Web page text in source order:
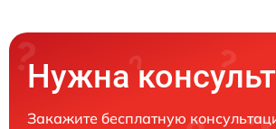
Нужна
Закажите бесплатную